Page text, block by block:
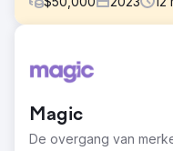
Havana benaderde
ontwerpen die nieuwe
klikken om te kopen te
gebruikerservaring
Magic
De overgang van